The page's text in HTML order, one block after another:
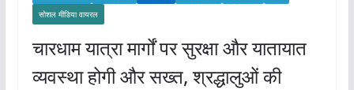
सोशल मीडिया वायरल
चारधाम यात्रा मार्गों पर सुरक्षा और यातायात
व्यवस्था होगी और सख्त, श्रद्धालुओं की